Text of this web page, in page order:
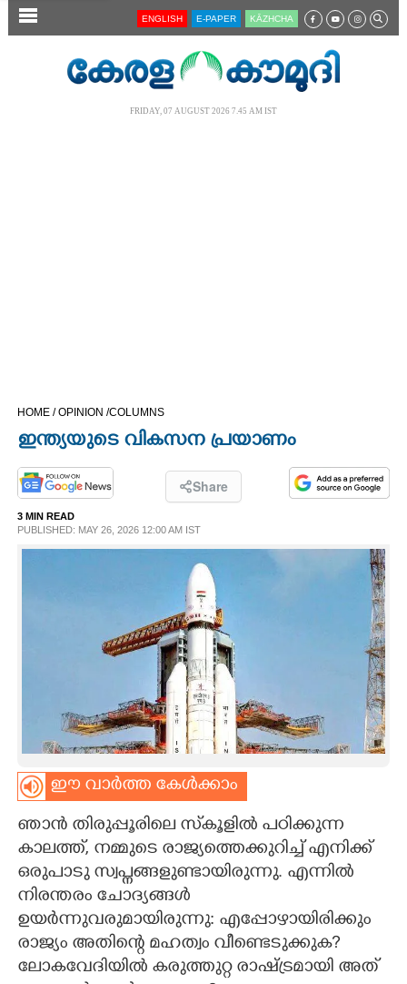
SECTIONS
OPINION
PHOTOS
ART
ASTRO
CARTOONS
LITERATURE
ZOOM
ENGLISH E-PAPER KĀZHCHA
FRIDAY, 07 AUGUST 2026 7.45 AM IST
HOME /OPINION /COLUMNS
ഇന്ത്യയുടെ വികസന പ്രയാണം
Share
3 MIN READ
PUBLISHED: MAY 26, 2026 12:00 AM IST
ഈ വാർത്ത കേൾക്കാം
ഞാൻ തിരുപ്പൂരിലെ സ്‌കൂളിൽ പഠിക്കുന്ന
കാലത്ത്, നമ്മുടെ രാജ്യത്തെക്കുറിച്ച് എനിക്ക്
ഒരുപാടു സ്വപ്നങ്ങളുണ്ടായിരുന്നു. എന്നിൽ
നിരന്തരം ചോദ്യങ്ങൾ
ഉയർന്നുവരുമായിരുന്നു: എപ്പോഴായിരിക്കും
രാജ്യം അതിന്റെ മഹത്വം വീണ്ടെടുക്കുക?
ലോകവേദിയിൽ കരുത്തുറ്റ രാഷ്ട്രമായി അത്